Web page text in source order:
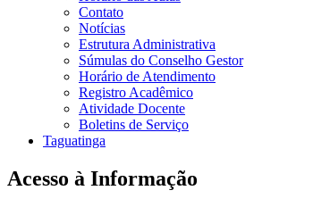
Contato
Notícias
Estrutura Administrativa
Súmulas do Conselho Gestor
Horário de Atendimento
Registro Acadêmico
Atividade Docente
Boletins de Serviço
Taguatinga
Acesso à Informação